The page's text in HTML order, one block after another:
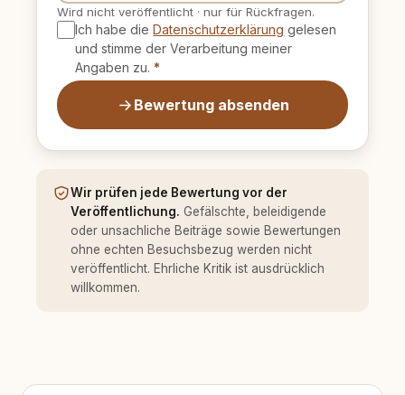
Wird nicht veröffentlicht · nur für Rückfragen.
Ich habe dieDatenschutzerklärung gelesen
und stimme der Verarbeitung meiner
Angaben zu. *
Bewertung absenden
Wir prüfen jede Bewertung vor der
Veröffentlichung. Gefälschte, beleidigende
oder unsachliche Beiträge sowie Bewertungen
ohne echten Besuchsbezug werden nicht
veröffentlicht. Ehrliche Kritik ist ausdrücklich
willkommen.